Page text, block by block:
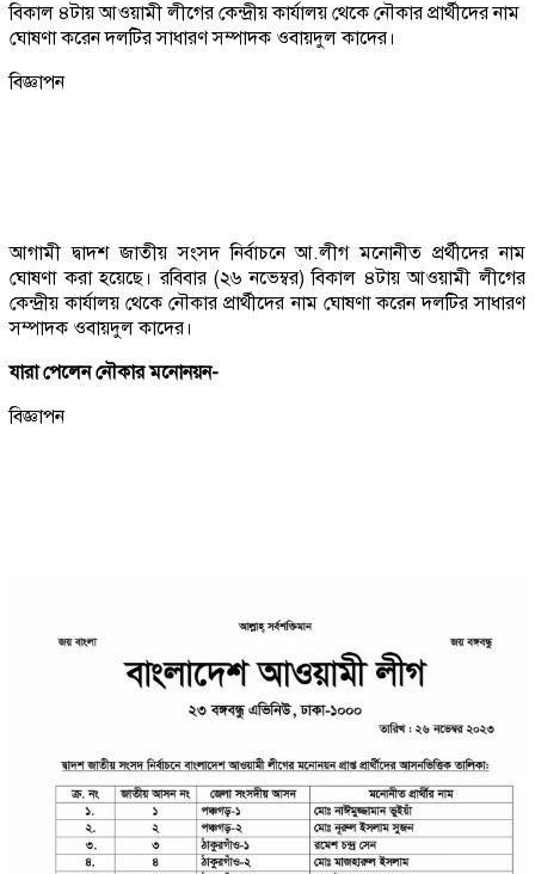
বিকাল ৪টায় আওয়ামী লীগের কেন্দ্রীয় কার্যালয় থেকে নৌকার প্রার্থীদের নাম
ঘোষণা করেন দলটির সাধারণ সম্পাদক ওবায়দুল কাদের।
বিজ্ঞাপন
আগামী দ্বাদশ জাতীয় সংসদ নির্বাচনে আ.লীগ মনোনীত প্রর্থীদের নাম
ঘোষণা করা হয়েছে। রবিবার (২৬ নভেম্বর) বিকাল ৪টায় আওয়ামী লীগের
কেন্দ্রীয় কার্যালয় থেকে নৌকার প্রার্থীদের নাম ঘোষণা করেন দলটির সাধারণ
সম্পাদক ওবায়দুল কাদের।
যারা পেলেন নৌকার মনোনয়ন-
বিজ্ঞাপন